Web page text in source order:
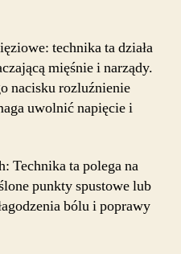
technika ta działa
mięśnie i narządy.
nacisku rozluźnienie
uwolnić napięcie i
Technika ta polega na
punkty spustowe lub
bólu i poprawy